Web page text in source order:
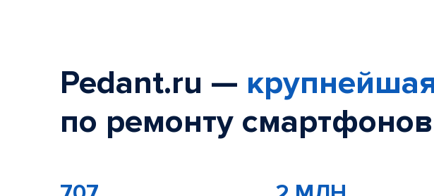
Pedant.ru —
по ремонту